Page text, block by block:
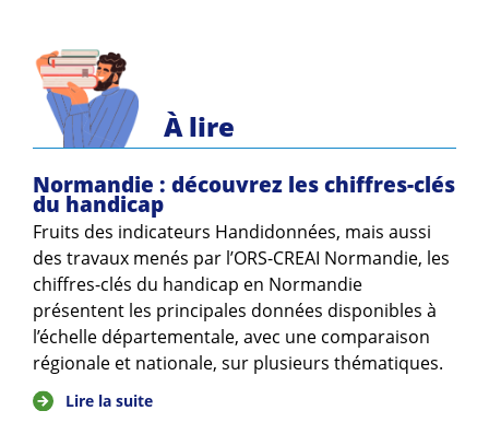
À lire
Normandie : découvrez les chiffres-clés
du handicap
Fruits des indicateurs Handidonnées, mais aussi
des travaux menés par l’ORS-CREAI Normandie, les
chiffres-clés du handicap en Normandie
présentent les principales données disponibles à
l’échelle départementale, avec une comparaison
régionale et nationale, sur plusieurs thématiques.
Lire la suite